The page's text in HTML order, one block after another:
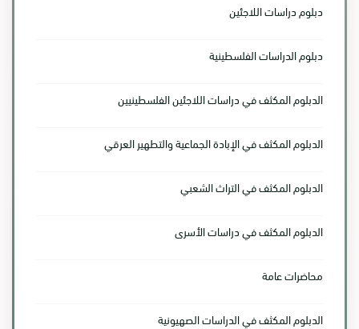
دبلوم دراسات اللاجئين
دبلوم الدراسات الفلسطينية
الدبلوم المكثف في دراسات اللاجئين الفلسطينيين
الدبلوم المكثف في الإبادة الجماعية والتطهير العرقي
الدبلوم المكثف في التراث الشعبي
الدبلوم المكثف في دراسات الأسرى
محاضرات عامة
الدبلوم المكثف في الدراسات الصهيونية